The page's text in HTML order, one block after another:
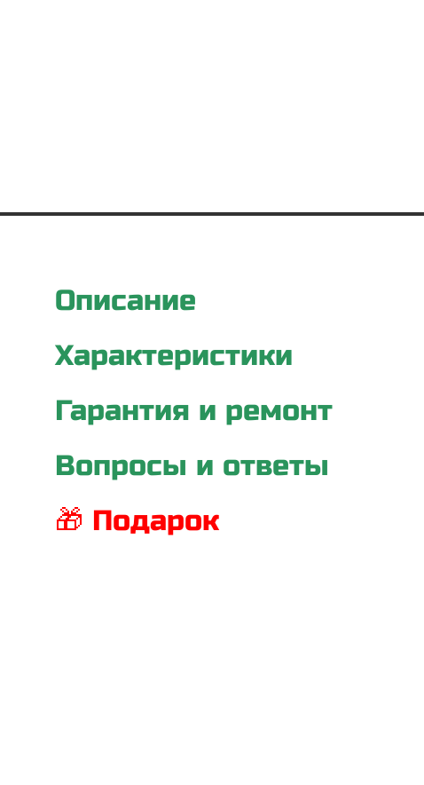
Описание
Характеристики
Гарантия и ремонт
Вопросы и ответы
🎁 Подарок